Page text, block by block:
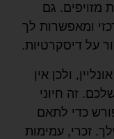
מזויפים. גם
ומאפשרות לך
על דיסקרטיות.
ולכן אין
זה חיוני
כדי לתאם
זכרי, עמימות